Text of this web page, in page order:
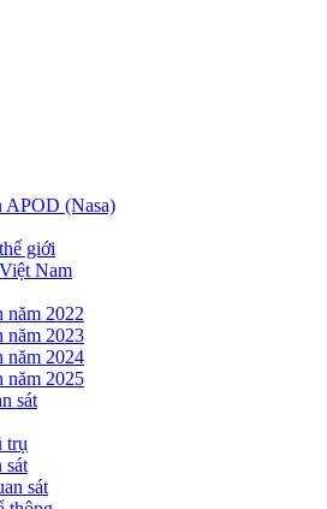
APOD (Nasa)
giới
Nam
năm 2022
năm 2023
năm 2024
năm 2025
sát
trụ
sát
sát